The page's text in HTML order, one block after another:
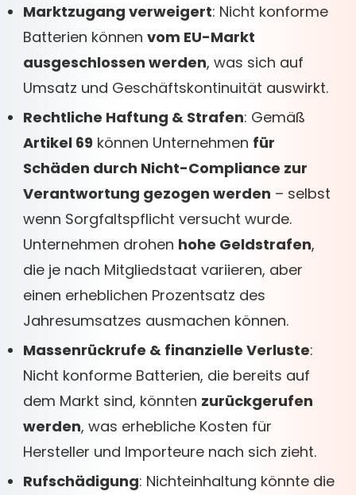
Marktzugang verweigert: Nicht konforme
Batterien können vom EU-Markt
ausgeschlossen werden, was sich auf
Umsatz und Geschäftskontinuität auswirkt.
Rechtliche Haftung & Strafen: Gemäß
Artikel 69 können Unternehmen für
Schäden durch Nicht-Compliance zur
Verantwortung gezogen werden – selbst
wenn Sorgfaltspflicht versucht wurde.
Unternehmen drohen hohe Geldstrafen,
die je nach Mitgliedstaat variieren, aber
einen erheblichen Prozentsatz des
Jahresumsatzes ausmachen können.
Massenrückrufe & finanzielle Verluste:
Nicht konforme Batterien, die bereits auf
dem Markt sind, könnten zurückgerufen
werden, was erhebliche Kosten für
Hersteller und Importeure nach sich zieht.
Rufschädigung: Nichteinhaltung könnte die